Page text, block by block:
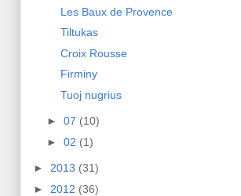
Les Baux de Provence
Tiltukas
Croix Rousse
Firminy
Tuoj nugrius
► 07 (10)
► 02 (1)
► 2013 (31)
► 2012 (36)